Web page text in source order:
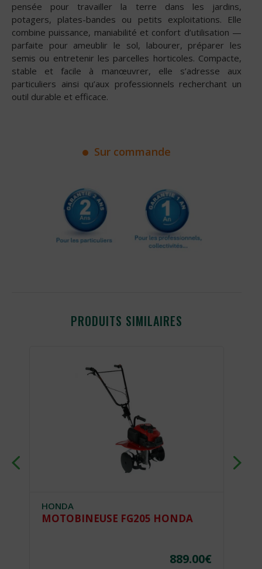
pensée pour travailler la terre dans les jardins,
potagers, plates-bandes ou petits exploitations. Elle
combine puissance, maniabilité et confort d’utilisation —
parfaite pour ameublir le sol, labourer, préparer les
semis ou entretenir les parcelles horticoles. Compacte,
stable et facile à manœuvrer, elle s’adresse aux
particuliers ainsi qu’aux professionnels recherchant un
outil durable et efficace.
Sur commande
PRODUITS SIMILAIRES
HONDA
MOTOBINEUSE FG205 HONDA
889.00€